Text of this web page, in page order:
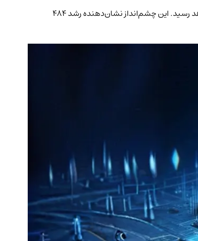
میکائیل ون دو پاپ، کارشناس ارز دیجیتال، پیش‌بینی می‌کند که ارزش کل بازار ارزهای دیجیتال پس از یک دوره تثبیت و اصلاح، به ۱۵ تریلیون دلار خواهد رسید. این چشم‌انداز نشان‌دهنده رشد ۴۸۴